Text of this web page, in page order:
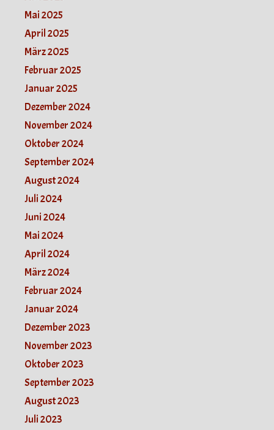
Mai 2025
April 2025
März 2025
Februar 2025
Januar 2025
Dezember 2024
November 2024
Oktober 2024
September 2024
August 2024
Juli 2024
Juni 2024
Mai 2024
April 2024
März 2024
Februar 2024
Januar 2024
Dezember 2023
November 2023
Oktober 2023
September 2023
August 2023
Juli 2023